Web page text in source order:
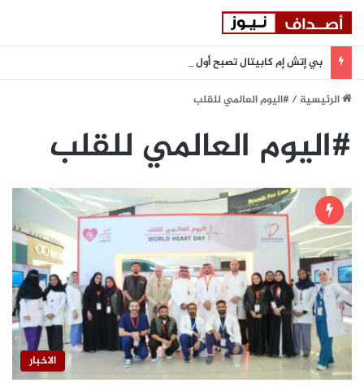
الرئيسية/ #اليوم العالمي للقلب
#اليوم العالمي للقلب
الاخبار